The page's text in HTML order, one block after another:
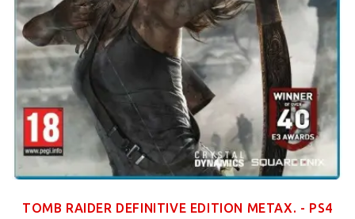
TOMB RAIDER DEFINITIVE EDITION ΜΕΤΑΧ. - PS4